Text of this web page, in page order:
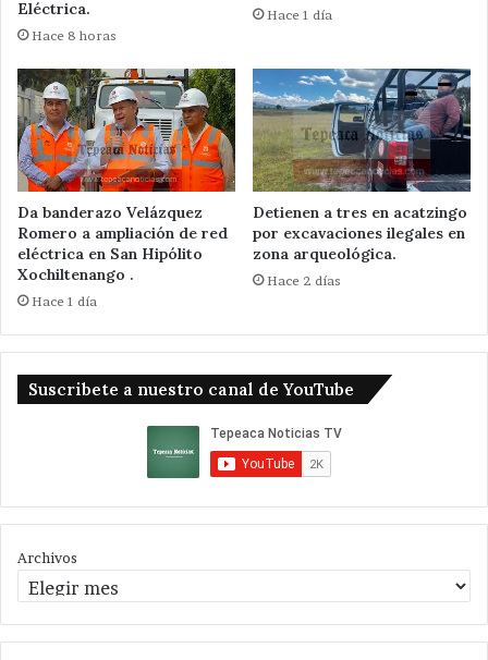
Eléctrica.
Hace 8 horas
Hace 1 día
Da banderazo Velázquez
Romero a ampliación de red
eléctrica en San Hipólito
Xochiltenango .
Hace 1 día
Detienen a tres en acatzingo
por excavaciones ilegales en
zona arqueológica.
Hace 2 días
Suscribete a nuestro canal de YouTube
Archivos